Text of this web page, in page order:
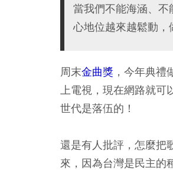
當我們不能海涵、
心地位越來越鬆動，
周末金曲獎 ，今年典
上電視，現在網路就
世代是落伍的！
還是有人批評，怎麼把
來，因為台灣是民主的